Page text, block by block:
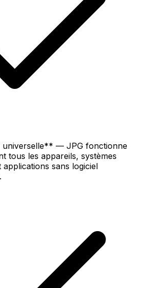
universelle** — JPG fonctionne
tous les appareils, systèmes
sans logiciel